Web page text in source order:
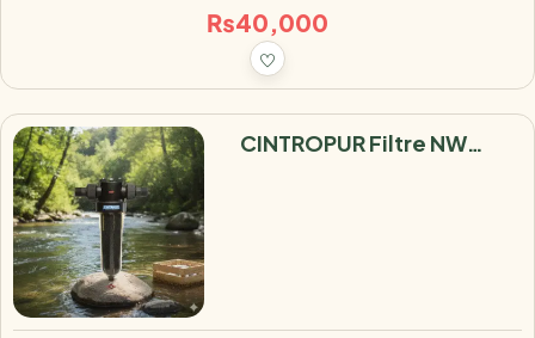
₨40,000
CINTROPUR Filtre NW